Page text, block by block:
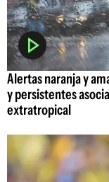
Alertas naranja y
y persistentes
extratropical